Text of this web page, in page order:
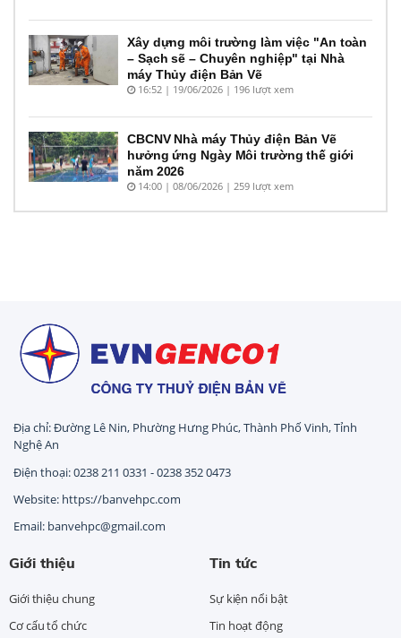
Xây dựng môi trường làm việc "An toàn
– Sạch sẽ – Chuyên nghiệp" tại Nhà
máy Thủy điện Bản Vẽ
16:52 | 19/06/2026 | 196 lượt xem
CBCNV Nhà máy Thủy điện Bản Vẽ
hưởng ứng Ngày Môi trường thế giới
năm 2026
14:00 | 08/06/2026 | 259 lượt xem
Địa chỉ: Đường Lê Nin, Phường Hưng Phúc, Thành Phố Vinh, Tỉnh
Nghệ An
Điện thoại: 0238 211 0331 - 0238 352 0473
Website: https://banvehpc.com
Email: banvehpc@gmail.com
Giới thiệu
Giới thiệu chung
Cơ cấu tổ chức
Tin tức
Sự kiện nổi bật
Tin hoạt động